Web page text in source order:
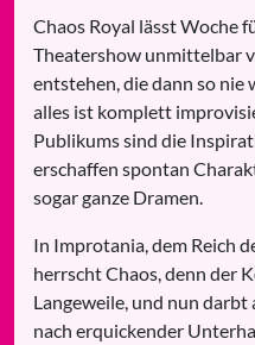
Chaos Royal lässt Woche
Theatershow unmittelbar
entstehen, die dann so
alles ist komplett
Publikums sind die
erschaffen spontan
sogar ganze Dramen.
In Improtania, dem Reich
herrscht Chaos, denn der
Langeweile, und nun
nach erquickender